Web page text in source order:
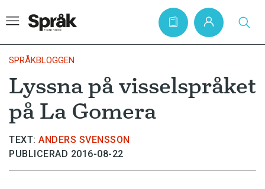
Hem
Artiklar
Krönikor
Språkfrågor
SPRÅKBLOGGEN
Lyssna på visselspråket
på La Gomera
TEXT: ANDERS SVENSSON
PUBLICERAD 2016-08-22